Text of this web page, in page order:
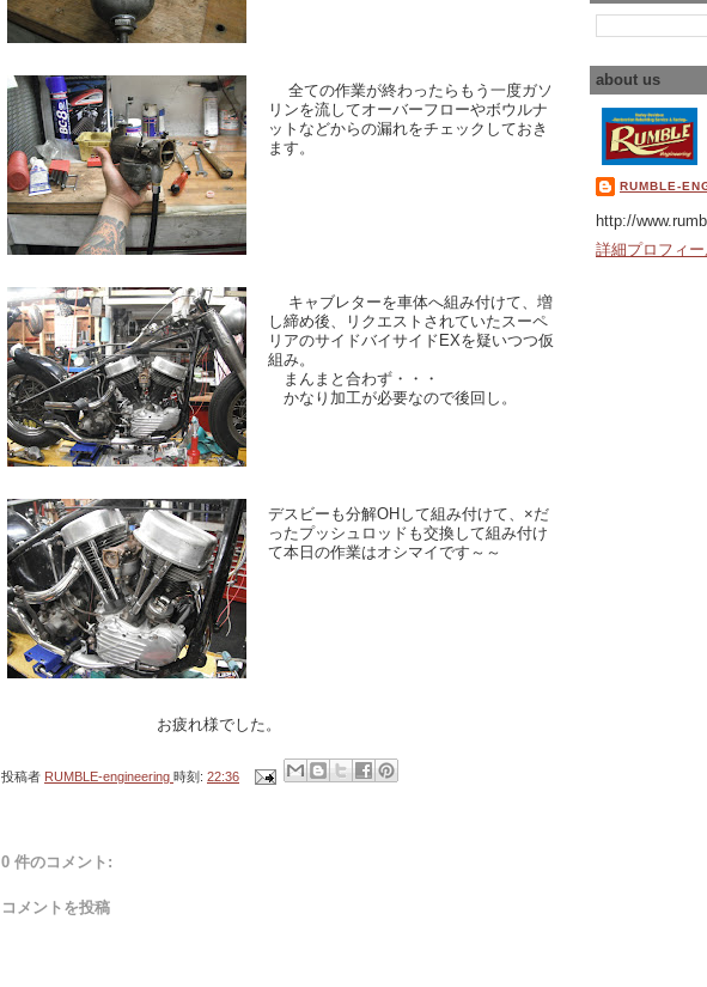
全ての作業が終わったらもう一度ガソ
リンを流してオーバーフローやボウルナ
ットなどからの漏れをチェックしておき
ます。
キャブレターを車体へ組み付けて、増
し締め後、リクエストされていたスーペ
リアのサイドバイサイドEXを疑いつつ仮
組み。
まんまと合わず・・・
かなり加工が必要なので後回し。
デスビーも分解OHして組み付けて、×だ
ったプッシュロッドも交換して組み付け
て本日の作業はオシマイです～～
お疲れ様でした。
投稿者 RUMBLE-engineering 時刻: 22:36
0 件のコメント:
コメントを投稿
about us
RUMBLE-
http://
詳細プロフィ